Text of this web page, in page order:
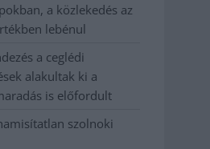
a közlekedés az
lebénul
a ceglédi
alakultak ki a
is előfordult
szolnoki